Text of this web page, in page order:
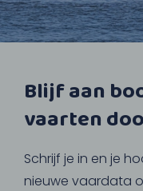
Blijf aan
vaarten
Schrijf je in en je
nieuwe vaardata